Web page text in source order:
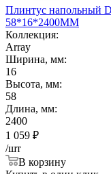
Плинтус напольный
58*16*2400ММ
Коллекция:
Array
Ширина, мм:
16
Высота, мм:
58
Длина, мм:
2400
1 059 ₽
/шт
В корзину